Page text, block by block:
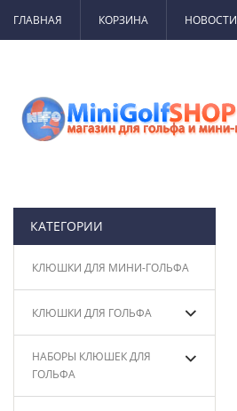
ГЛАВНАЯ КОРЗИНА НОВОСТИ
КАТЕГОРИИ
КЛЮШКИ ДЛЯ МИНИ-ГОЛЬФА
КЛЮШКИ ДЛЯ ГОЛЬФА
НАБОРЫ КЛЮШЕК ДЛЯ
ГОЛЬФА